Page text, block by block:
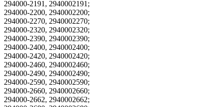
294000-2191, 2940002191;
294000-2200, 2940002200;
294000-2270, 2940002270;
294000-2320, 2940002320;
294000-2390, 2940002390;
294000-2400, 2940002400;
294000-2420, 2940002420;
294000-2460, 2940002460;
294000-2490, 2940002490;
294000-2590, 2940002590;
294000-2660, 2940002660;
294000-2662, 2940002662;